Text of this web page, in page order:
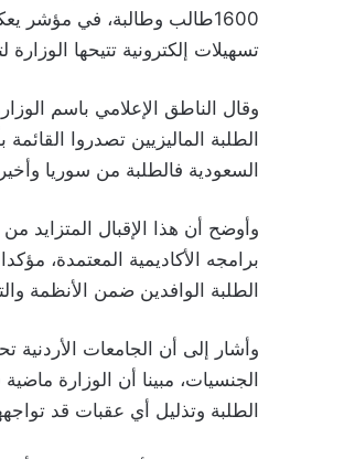
1600طالب وطالبة، في مؤشر
تسهيلات إلكترونية تتيحها
وقال الناطق الإعلامي باسم
السعودية فالطلبة من سوريا
وأوضح أن هذا الإقبال المتزايد
برامجه الأكاديمية المعتمدة،
الطلبة الوافدين ضمن الأنظمة
وأشار إلى أن الجامعات
الجنسيات، مبينا أن الوزارة
الطلبة وتذليل أي عقبات قد